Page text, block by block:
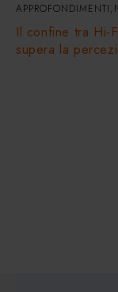
APPROFONDIMENTI,
Il confine tra Hi-
supera la